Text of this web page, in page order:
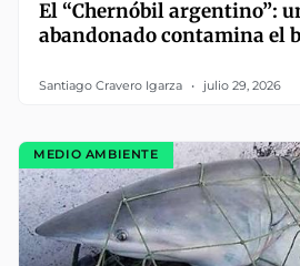
El “Chernóbil argentino”:
abandonado contamina el
Santiago Cravero Igarza julio 29, 2026
MEDIO AMBIENTE